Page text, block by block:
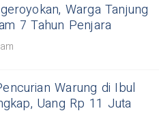
Warga Tanjung
7 Tahun Penjara
Warung di Ibul
Uang Rp 11 Juta